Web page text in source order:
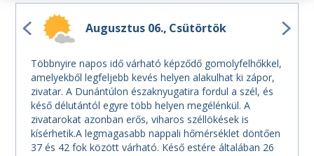
Augusztus 06. Csütörtök
Többnyire napos idő várható képződő gomolyfelhőkkel,
amelyekből legfeljebb kevés helyen alakulhat ki zápor,
zivatar. A Dunántúlon északnyugatira fordul a szél, és
késő délutántól egyre több helyen megélénkül. A
zivatarokat azonban erős, viharos széllökések is
kísérhetik.A legmagasabb nappali hőmérséklet döntően
37 és 42 fok között várható. Késő estére általában 26